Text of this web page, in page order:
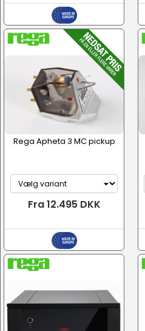
Rega Apheta 3 MC pickup
Fra 12.495 DKK